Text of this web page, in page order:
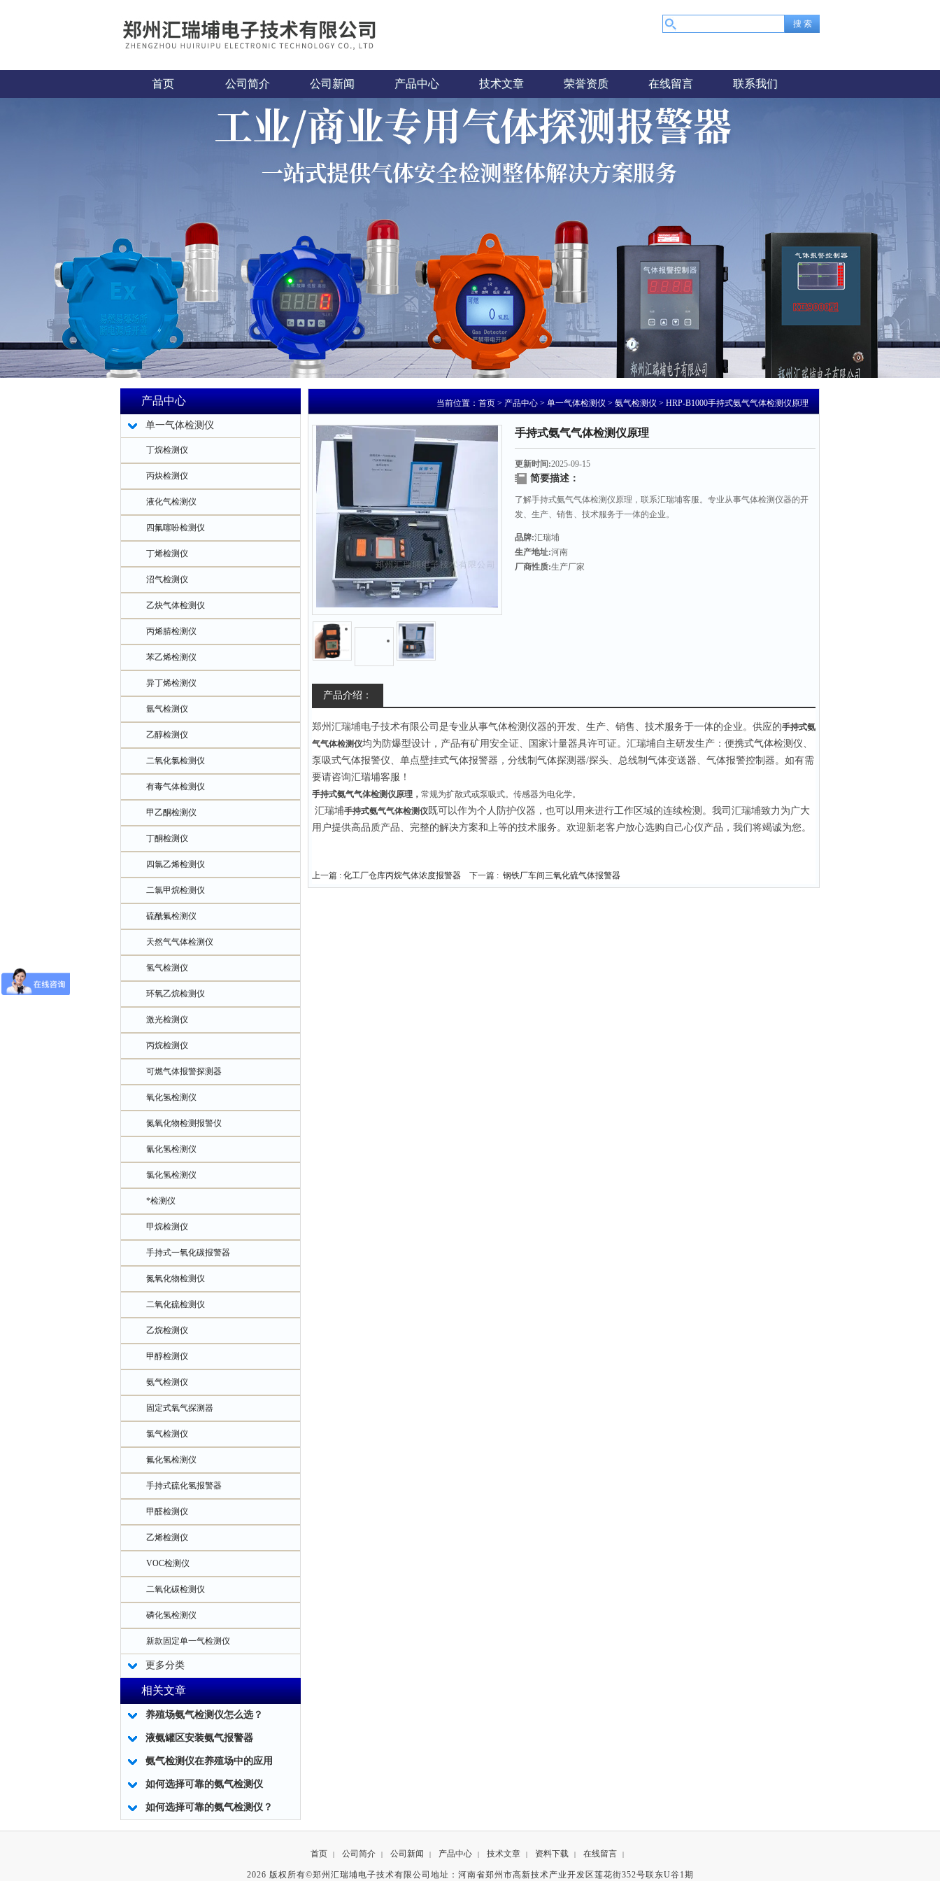
首页 公司简介 公司新闻 产品中心 技术文章 荣誉资质 在线留言 联系我们
产品中心
单一气体检测仪
丁烷检测仪
丙炔检测仪
液化气检测仪
四氟噻吩检测仪
丁烯检测仪
沼气检测仪
乙炔气体检测仪
丙烯腈检测仪
苯乙烯检测仪
异丁烯检测仪
氩气检测仪
乙醇检测仪
二氧化氯检测仪
有毒气体检测仪
甲乙酮检测仪
丁酮检测仪
四氯乙烯检测仪
二氯甲烷检测仪
硫酰氟检测仪
天然气气体检测仪
氢气检测仪
环氧乙烷检测仪
激光检测仪
丙烷检测仪
可燃气体报警探测器
氧化氢检测仪
氮氧化物检测报警仪
氰化氢检测仪
氯化氢检测仪
*检测仪
甲烷检测仪
手持式一氧化碳报警器
氮氧化物检测仪
二氧化硫检测仪
乙烷检测仪
甲醇检测仪
氨气检测仪
固定式氧气探测器
氯气检测仪
氟化氢检测仪
手持式硫化氢报警器
甲醛检测仪
乙烯检测仪
VOC检测仪
二氧化碳检测仪
磷化氢检测仪
新款固定单一气检测仪
更多分类
相关文章
养殖场氨气检测仪怎么选？
液氨罐区安装氨气报警器
氨气检测仪在养殖场中的应用
如何选择可靠的氨气检测仪
如何选择可靠的氨气检测仪？
当前位置：首页>产品中心>单一气体检测仪>氨气检测仪> HRP-B1000手持式氨气气体检测仪原理
手持式氨气气体检测仪原理
更新时间:2025-09-15
简要描述：
了解手持式氨气气体检测仪原理，联系汇瑞埔客服。专业从事气体检测仪器的开
发、生产、销售、技术服务于一体的企业。
品牌:汇瑞埔
生产地址:河南
厂商性质:生产厂家
产品介绍：
郑州汇瑞埔电子技术有限公司是专业从事气体检测仪器的开发、生产、销售、技术服务于一体的企业。供应的手持式氨
气气体检测仪均为防爆型设计，产品有矿用安全证、国家计量器具许可证。 汇瑞埔自主研发生产：便携式气体检测仪、
泵吸式气体报警仪、单点壁挂式气体报警器，分线制气体探测器/探头、总线制气体变送器、气体报警控制器。如有需
要请咨询汇瑞埔客服！
手持式氨气气体检测仪原理， 常规为扩散式或泵吸式。传感器为电化学。
汇瑞埔手持式氨气气体检测仪既可以作为个人防护仪器，也可以用来进行工作区域的连续检测。我司汇瑞埔致力为广大
用户提供高品质产品、完整的解决方案和上等的技术服务。欢迎新老客户放心选购自己心仪产品，我们将竭诚为您。
上一篇 : 化工厂仓库丙烷气体浓度报警器 下一篇 : 钢铁厂车间三氧化硫气体报警器
首页 | 公司简介 | 公司新闻 | 产品中心 | 技术文章 | 资料下载 | 在线留言 |
2026 版权所有©郑州汇瑞埔电子技术有限公司地址：河南省郑州市高新技术产业开发区莲花街352号联东U谷1期